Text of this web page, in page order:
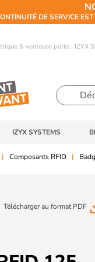
DE SERVICE
& ventouse porte : IZYX
IZYX SYSTEMS
Composants RFID
Télécharger au format PDF